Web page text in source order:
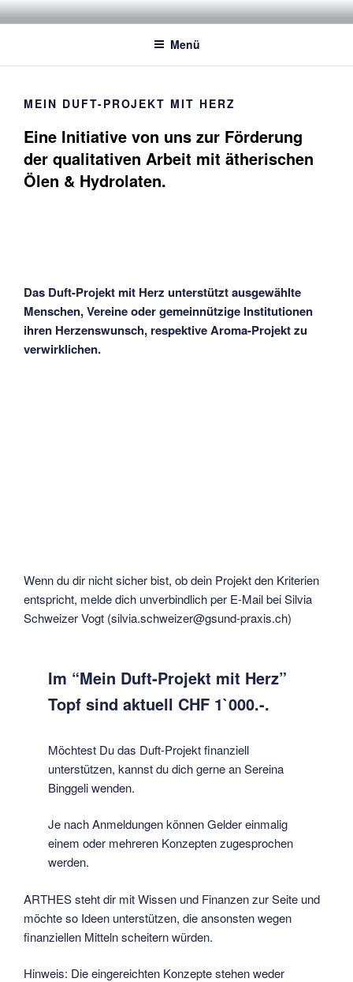
Zum
InhaltARTHES SCHWEIZ
Verein Aromatherapie & Aromapflege Schweiz
Menü
MEIN DUFT-PROJEKT MIT HERZ
Eine Initiative von uns zur Förderung
der qualitativen Arbeit mit ätherischen
Ölen & Hydrolaten.
Das Duft-Projekt mit Herz unterstützt ausgewählte
Menschen, Vereine oder gemeinnützige Institutionen
ihren Herzenswunsch, respektive Aroma-Projekt zu
verwirklichen.
Wenn du dir nicht sicher bist, ob dein Projekt den Kriterien
entspricht, melde dich unverbindlich per E-Mail bei Silvia
Schweizer Vogt (silvia.schweizer@gsund-praxis.ch)
Im “Mein Duft-Projekt mit Herz”
Topf sind aktuell CHF 1`000.-.
Möchtest Du das Duft-Projekt finanziell
unterstützen, kannst du dich gerne an Sereina
Binggeli wenden.
Je nach Anmeldungen können Gelder einmalig
einem oder mehreren Konzepten zugesprochen
werden.
ARTHES steht dir mit Wissen und Finanzen zur Seite und
möchte so Ideen unterstützen, die ansonsten wegen
finanziellen Mitteln scheitern würden.
Hinweis: Die eingereichten Konzepte stehen weder